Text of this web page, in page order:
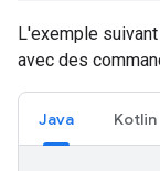
L'exemple
avec des
Java Kotlin